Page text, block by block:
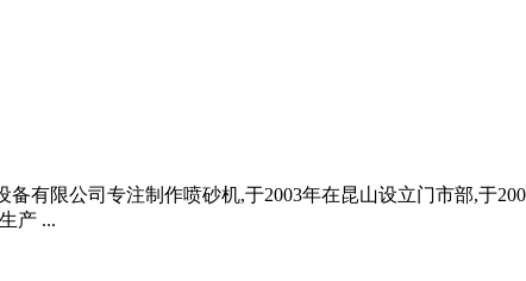
有限公司专注制作喷砂机,于2003年在昆山设立门市部,于
产 ...